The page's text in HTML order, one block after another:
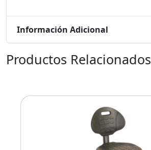
Información Adicional
Productos Relacionados